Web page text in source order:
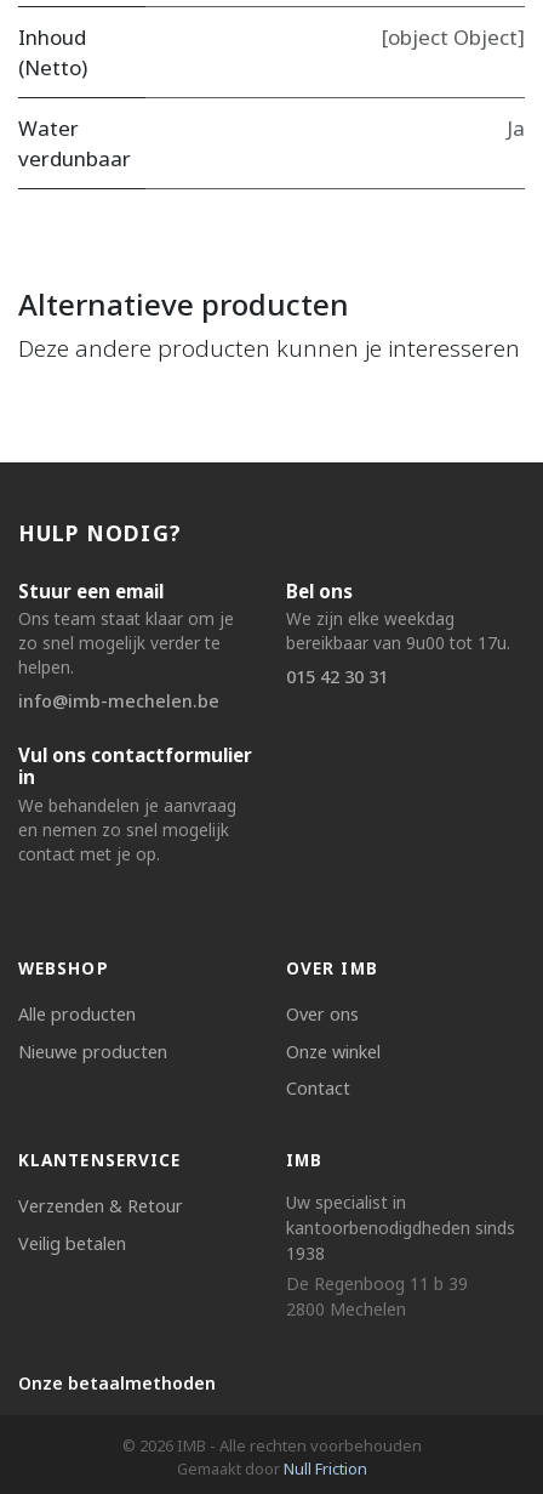
Inhoud
(Netto)
[object Object]
Water
verdunbaar
Ja
Alternatieve producten
Deze andere producten kunnen je interesseren
HULP NODIG?
Stuur een email
Ons team staat klaar om je
zo snel mogelijk verder te
helpen.
info@imb-mechelen.be
Bel ons
We zijn elke weekdag
bereikbaar van 9u00 tot 17u.
015 42 30 31
Vul ons contactformulier
in
We behandelen je aanvraag
en nemen zo snel mogelijk
contact met je op.
WEBSHOP
Alle producten
Nieuwe producten
OVER IMB
Over ons
Onze winkel
Contact
KLANTENSERVICE
Verzenden & Retour
Veilig betalen
IMB
Uw specialist in
kantoorbenodigdheden sinds
1938
De Regenboog 11 b 39
2800 Mechelen
Onze betaalmethoden
© 2026 IMB - Alle rechten voorbehouden
Gemaakt doorNull Friction